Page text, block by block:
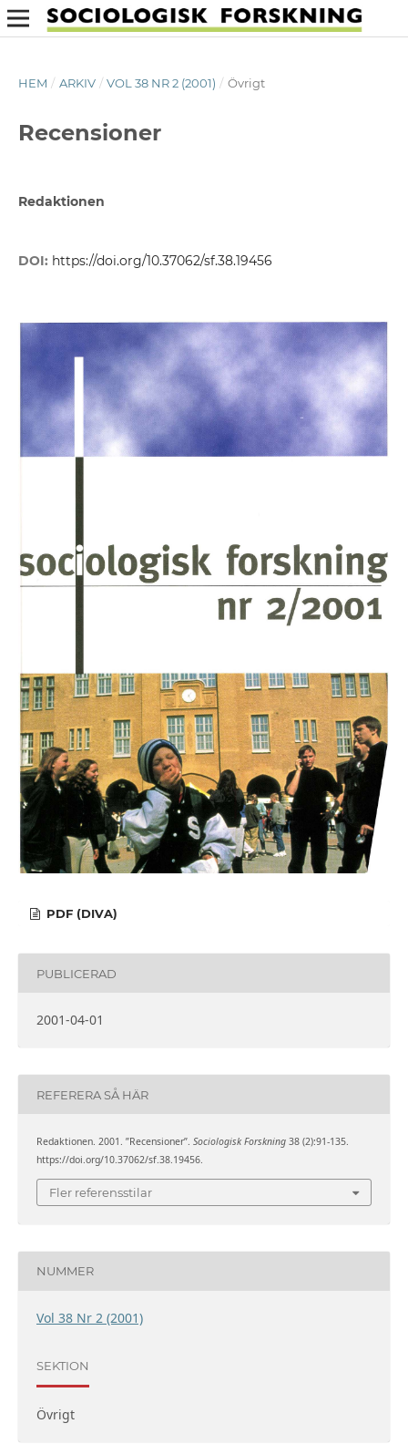
HEM / ARKIV / VOL 38 NR 2 (2001) / Övrigt
Recensioner
Redaktionen
DOI: https://doi.org/10.37062/sf.38.19456
PDF (DIVA)
PUBLICERAD
2001-04-01
REFERERA SÅ HÄR
Redaktionen. 2001. ”Recensioner”. Sociologisk Forskning38 (2):91-135.
https://doi.org/10.37062/sf.38.19456.
Fler referensstilar
NUMMER
Vol 38 Nr 2 (2001)
SEKTION
Övrigt